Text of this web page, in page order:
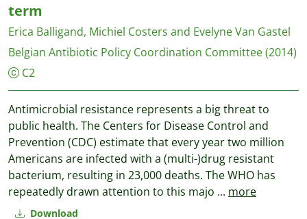
Download
term
Erica Balligand, Michiel Costers and Evelyne Van Gastel
Belgian Antibiotic Policy Coordination Committee(2014)
C2
Antimicrobial resistance represents a big threat to
public health. The Centers for Disease Control and
Prevention (CDC) estimate that every year two million
Americans are infected with a (multi-)drug resistant
bacterium, resulting in 23,000 deaths. The WHO has
repeatedly drawn attention to this majo ... more